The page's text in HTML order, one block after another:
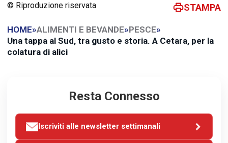
© Riproduzione riservata STAMPA
HOME»ALIMENTI E BEVANDE»PESCE»
Una tappa al Sud, tra gusto e storia. A Cetara, per la
colatura di alici
Resta Connesso
Iscriviti alle newsletter settimanali